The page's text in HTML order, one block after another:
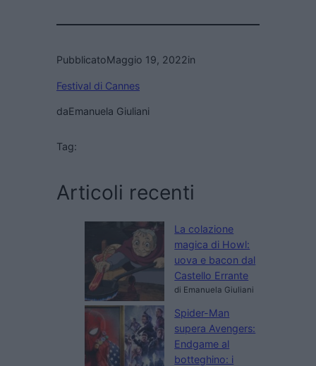
PubblicatoMaggio 19, 2022in
Festival di Cannes
daEmanuela Giuliani
Tag:
Articoli recenti
La colazione
magica di Howl:
uova e bacon dal
Castello Errante
di Emanuela Giuliani
Spider-Man
supera Avengers:
Endgame al
botteghino: i